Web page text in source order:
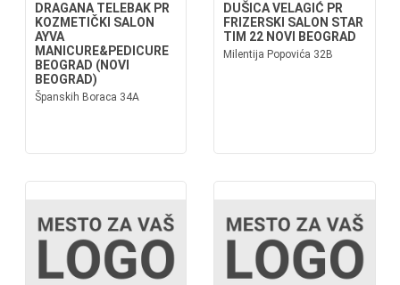
DRAGANA TELEBAK PR
KOZMETIČKI SALON
AYVA
MANICURE&PEDICURE
BEOGRAD (NOVI
BEOGRAD)
Španskih Boraca 34A
DUŠICA VELAGIĆ PR
FRIZERSKI SALON STAR
TIM 22 NOVI BEOGRAD
Milentija Popovića 32B